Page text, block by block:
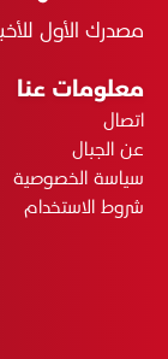
مصدرك الأول
معلومات عنا
اتصال
عن الجبال
سياسة الخصوصية
شروط الاستخدام